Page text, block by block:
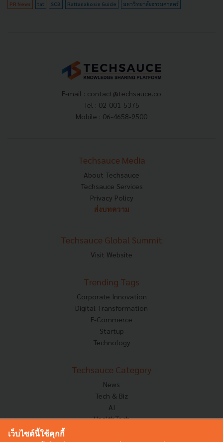
PR News tat SCB Rattanakosin Guide มหาวิทยาลัยธรรมศาสตร์
E-mail : contact@techsauce.co
Tel : 02-001-5375
Mobile : 06-4658-9500
Techsauce Media
About Techsauce
Techsauce Services
Privacy Policy
ส่งบทความ
Techsauce Global Summit
Visit Website
Trending Tags
Corporate Innovation
Digital Transformation
E-Commerce
Startup
Technology
Techsauce Category
News
Tech & Biz
AI
HealthTech
เว็บไซต์นี้ใช้คุกกี้